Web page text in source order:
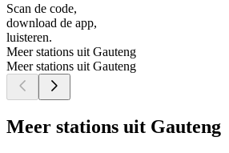
Scan de code,
download de app,
luisteren.
Meer stations uit Gauteng
Meer stations uit Gauteng
Meer stations uit Gauteng